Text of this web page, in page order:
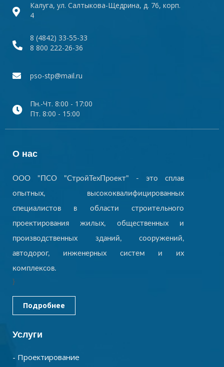
Калуга, ул. Салтыкова-Щедрина, д. 76, корп.
4
8 (4842) 33-55-33
8 800 222-26-36
pso-stp@mail.ru
Пн.-Чт. 8:00 - 17:00
Пт. 8:00 - 15:00
О нас
ООО "ПСО "СтройТехПроект" - это сплав
опытных, высококвалифицированных
специалистов в области строительного
проектирования жилых, общественных и
производственных зданий, сооружений,
автодорог, инженерных систем и их
комплексов.
}
Подробнее
Услуги
- Проектирование